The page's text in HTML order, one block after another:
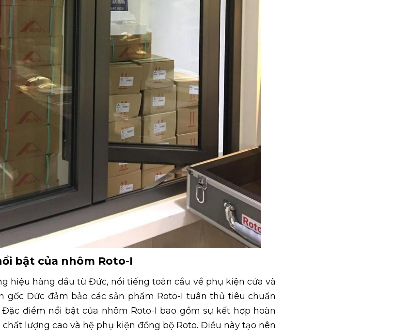
bật của nhôm Roto-I
hiệu hàng đầu từ Đức, nổi tiếng toàn cầu về phụ kiện cửa và
gốc Đức đảm bảo các sản phẩm Roto-I tuân thủ tiêu chuẩn
điểm nổi bật của nhôm Roto-I bao gồm sự kết hợp hoàn
lượng cao và hệ phụ kiện đồng bộ Roto. Điều này tạo nên